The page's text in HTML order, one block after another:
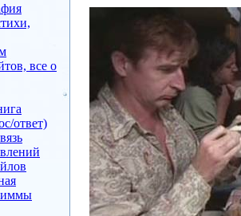
все о
ответ)